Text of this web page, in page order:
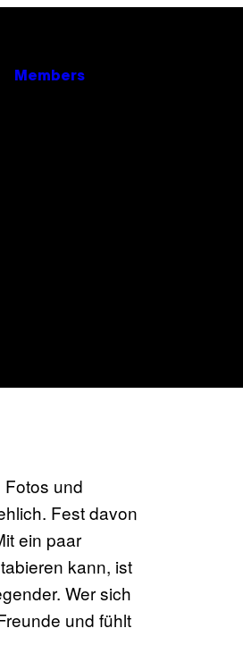
Members
und
Fest davon
ein paar
kann, ist
Wer sich
und fühlt